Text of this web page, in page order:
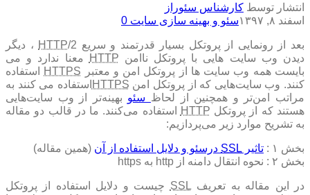
انتشار توسط کارشناس سئوراز
اسفند ۸, ۱۳۹۷
سئو و بهینه سازی سایت
بعد از رونمایی از پروتکل بسیار قدرتمند و سریع HTTP /2 ، دیگر
دیدن وب سایت هایی با پروتکل ناامن HTTP
معنا ندارد و می
بایست همه وب سایت ها از پروتکل امن و معتبر HTTPS
استفاده
کنند. وب سایت‌هایی که از پروتکل امن HTTPS استفاده می کنند به
مراتب امن‌تر و همچنین از لحاظ سئو بهینه‌تر از وب سایت‌هایی
هستند که از پروتکل HTTP
استفاده می‌کنند. ما در قالب دو مقاله
به تشریح موارد زیر می‌پردازیم:
بخش ۱ : تاثیر SSL درسئو و دلایل استفاده از آن (همین مقاله)
بخش ۲ : نحوه انتقال دامنه از http به https
در این مقاله به تعریف SSL چیست و دلایل استفاده از پروتکل